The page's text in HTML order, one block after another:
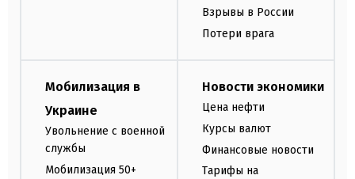
Взрывы в России
Потери врага
Мобилизация в
Украине
Увольнение с военной
службы
Мобилизация 50+
Новости экономики
Цена нефти
Курсы валют
Финансовые новости
Тарифы на